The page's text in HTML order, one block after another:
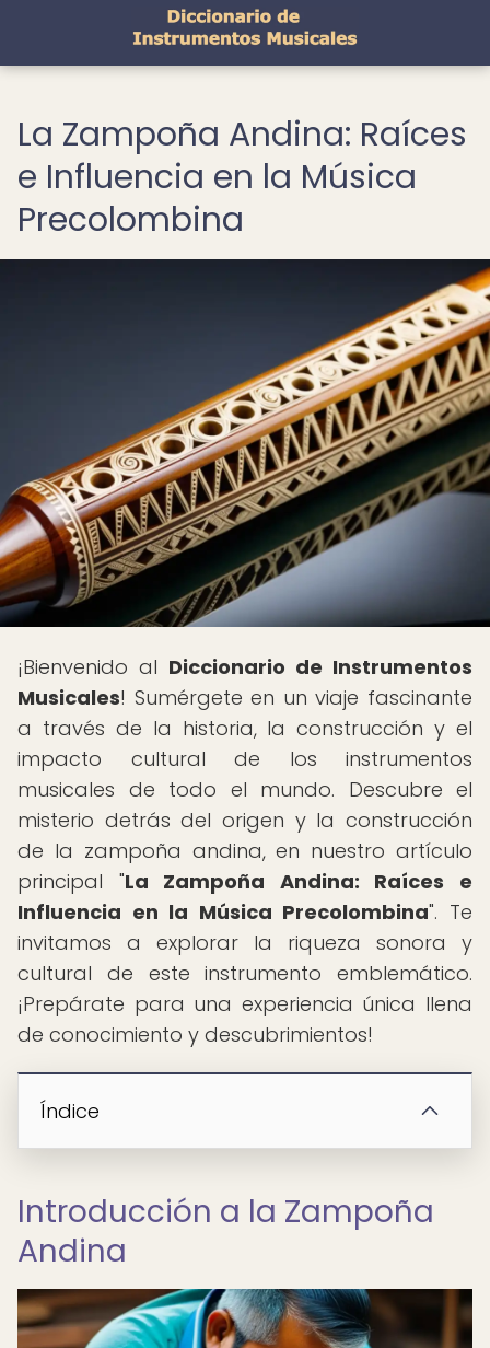
La Zampoña Andina: Raíces
e Influencia en la Música
Precolombina
¡Bienvenido al Diccionario de Instrumentos
Musicales! Sumérgete en un viaje fascinante
a través de la historia, la construcción y el
impacto cultural de los instrumentos
musicales de todo el mundo. Descubre el
misterio detrás del origen y la construcción
de la zampoña andina, en nuestro artículo
principal "La Zampoña Andina: Raíces e
Influencia en la Música Precolombina". Te
invitamos a explorar la riqueza sonora y
cultural de este instrumento emblemático.
¡Prepárate para una experiencia única llena
de conocimiento y descubrimientos!
Índice
Introducción a la Zampoña
Andina